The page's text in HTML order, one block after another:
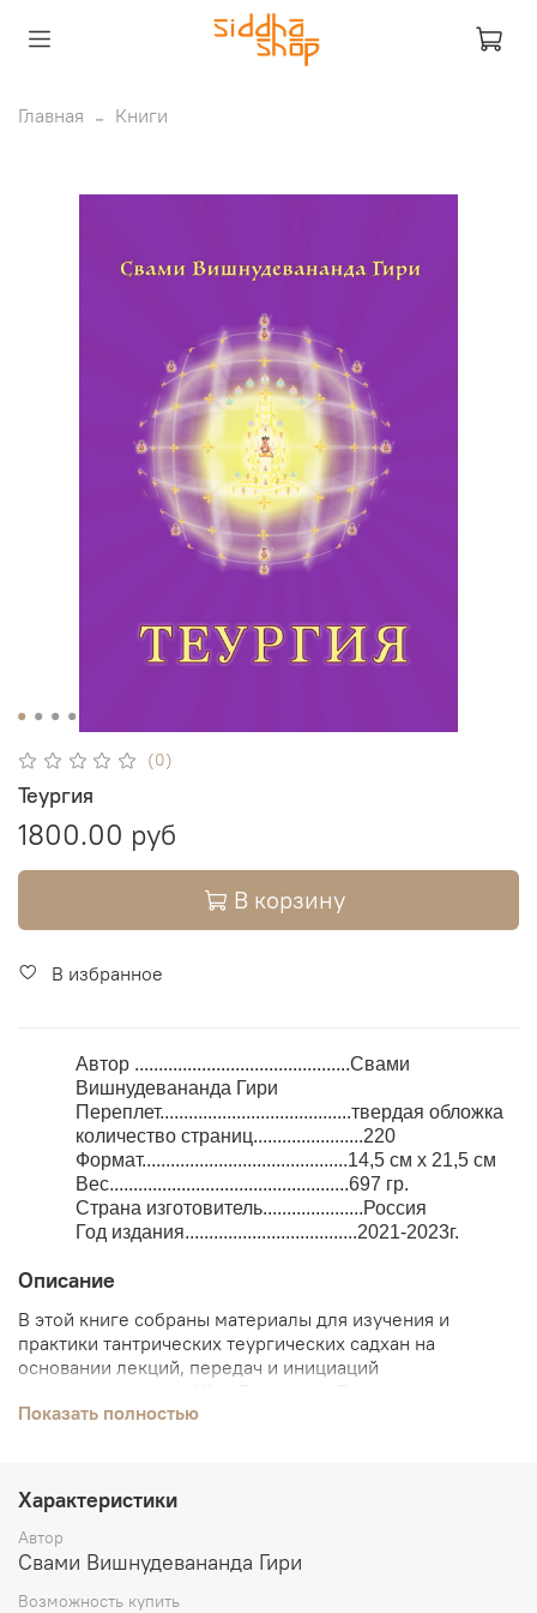
Главная Книги
(0)
Теургия
1800.00 руб
В корзину
В избранное
Автор .............................................Свами
Вишнудевананда Гири
Переплет........................................твердая обложка
количество страниц.......................220
Формат...........................................14,5 см x 21,5 см
Вес..................................................697 гр.
Страна изготовитель.....................Россия
Год издания....................................2021-2023г.
Описание
В этой книге собраны материалы для изучения и
практики тантрических теургических садхан на
основании лекций, передач и инициаций
Гири. Материалы скомпанованы таким образом, что
наставления по данной садхане.
Практика теургий – садхана, в которой можно
совершенствоваться много лет, шаг за шагом постигая
Показать полностью
Характеристики
Автор
Свами Вишнудевананда Гири
Возможность купить